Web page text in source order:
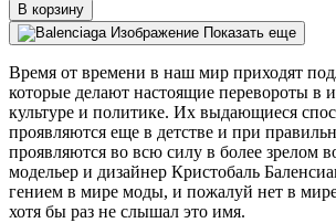
В корзину
Показать еще
Время от времени в наш мир приходят
которые делают настоящие перевороты в
культуре и политике. Их выдающиеся
проявляются еще в детстве и при
проявляются во всю силу в более зрелом
модельер и дизайнер Кристобаль
гением в мире моды, и пожалуй нет в
хотя бы раз не слышал это имя.